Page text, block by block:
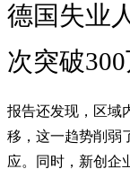
德国失业
次突破
报告还发现，区域
移，这一趋势削弱
应。同时，新创企